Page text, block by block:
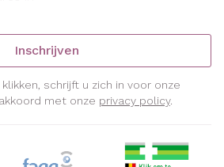
Inschrijven
schrijft u zich in voor onze
met onze privacy policy.